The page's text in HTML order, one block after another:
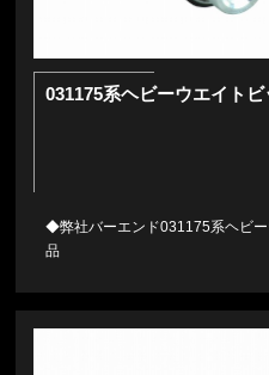
031175系ヘビーウエイト
◆弊社バーエンド031175系ヘビ
品